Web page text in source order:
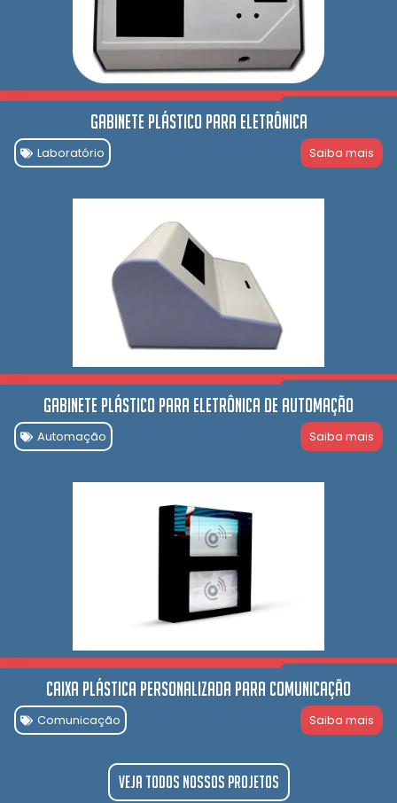
Gabinete Plástico para Eletrônica
Laboratório Saiba mais
Gabinete Plástico para Eletrônica de automação
Automação Saiba mais
Caixa Plástica Personalizada para comunicação
Comunicação Saiba mais
Veja todos nossos projetos